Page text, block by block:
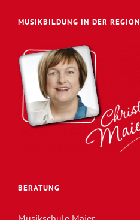
MUSIKBILDUNG IN DER REGION
BERATUNG